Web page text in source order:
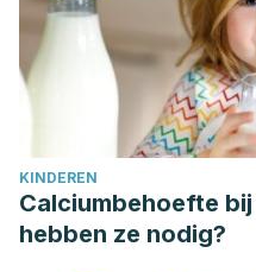
KINDEREN
Calciumbehoefte
hebben ze nodig?